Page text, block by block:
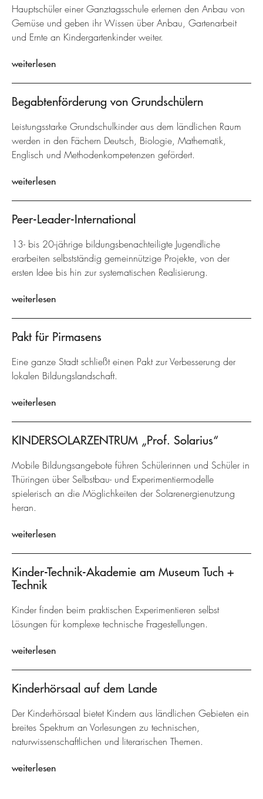
Hauptschüler einer Ganztagsschule erlernen den Anbau von
Gemüse und geben ihr Wissen über Anbau, Gartenarbeit
und Ernte an Kindergartenkinder weiter.
weiterlesen
Begabtenförderung von Grundschülern
Leistungsstarke Grundschulkinder aus dem ländlichen Raum
werden in den Fächern Deutsch, Biologie, Mathematik,
Englisch und Methodenkompetenzen gefördert.
weiterlesen
Peer-Leader-International
13- bis 20-jährige bildungsbenachteiligte Jugendliche
erarbeiten selbstständig gemeinnützige Projekte, von der
ersten Idee bis hin zur systematischen Realisierung.
weiterlesen
Pakt für Pirmasens
Eine ganze Stadt schließt einen Pakt zur Verbesserung der
lokalen Bildungslandschaft.
weiterlesen
KINDERSOLARZENTRUM „Prof. Solarius“
Mobile Bildungsangebote führen Schülerinnen und Schüler in
Thüringen über Selbstbau- und Experimentiermodelle
spielerisch an die Möglichkeiten der Solarenergienutzung
heran.
weiterlesen
Kinder-Technik-Akademie am Museum Tuch +
Technik
Kinder finden beim praktischen Experimentieren selbst
Lösungen für komplexe technische Fragestellungen.
weiterlesen
Kinderhörsaal auf dem Lande
Der Kinderhörsaal bietet Kindern aus ländlichen Gebieten ein
breites Spektrum an Vorlesungen zu technischen,
naturwissenschaftlichen und literarischen Themen.
weiterlesen